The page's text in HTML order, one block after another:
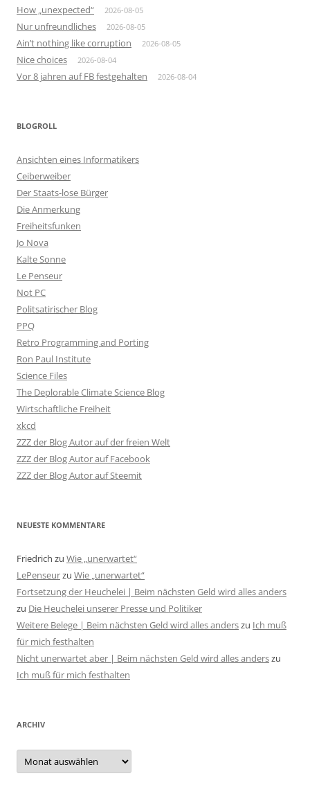
How „unexpected“ 2026-08-05
Nur unfreundliches 2026-08-05
Ain’t nothing like corruption 2026-08-05
Nice choices 2026-08-04
Vor 8 jahren auf FB festgehalten 2026-08-04
BLOGROLL
Ansichten eines Informatikers
Ceiberweiber
Der Staats-lose Bürger
Die Anmerkung
Freiheitsfunken
Jo Nova
Kalte Sonne
Le Penseur
Not PC
Politsatirischer Blog
PPQ
Retro Programming and Porting
Ron Paul Institute
Science Files
The Deplorable Climate Science Blog
Wirtschaftliche Freiheit
xkcd
ZZZ der Blog Autor auf der freien Welt
ZZZ der Blog Autor auf Facebook
ZZZ der Blog Autor auf Steemit
NEUESTE KOMMENTARE
Friedrich zu Wie „unerwartet“
LePenseurzu Wie „unerwartet“
Fortsetzung der Heuchelei | Beim nächsten Geld wird alles anders
zu Die Heuchelei unserer Presse und Politiker
Weitere Belege | Beim nächsten Geld wird alles anderszu Ich muß
für mich festhalten
Nicht unerwartet aber | Beim nächsten Geld wird alles anderszu
Ich muß für mich festhalten
ARCHIV
Archiv